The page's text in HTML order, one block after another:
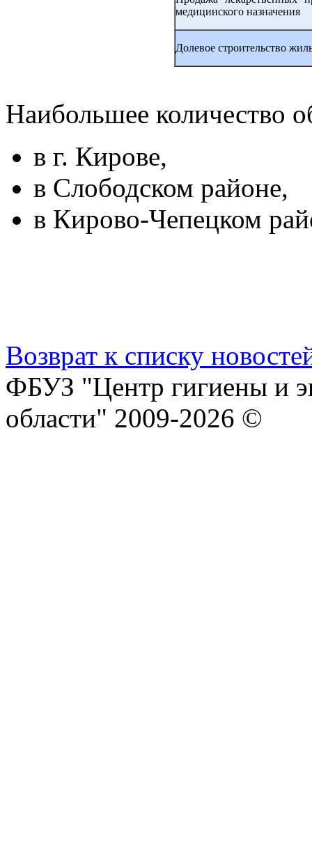
медицинского назначения
Долевое строительство
Наибольшее количество
в г. Кирове,
в Слободском районе,
в Кирово-Чепецком
Возврат к списку
ФБУЗ "Центр гигиены и
области" 2009-2026 ©